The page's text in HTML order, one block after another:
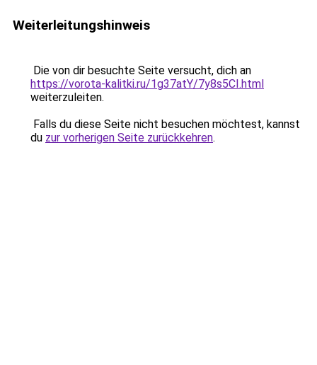
Weiterleitungshinweis
Die von dir besuchte Seite versucht, dich an
https://vorota-kalitki.ru/1g37atY/7y8s5CI.html
weiterzuleiten.
Falls du diese Seite nicht besuchen möchtest, kannst
du zur vorherigen Seite zurückkehren.